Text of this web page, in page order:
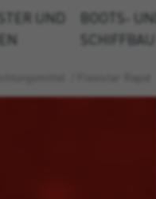
UND
BOOTS- UND
SCHIFFBAU